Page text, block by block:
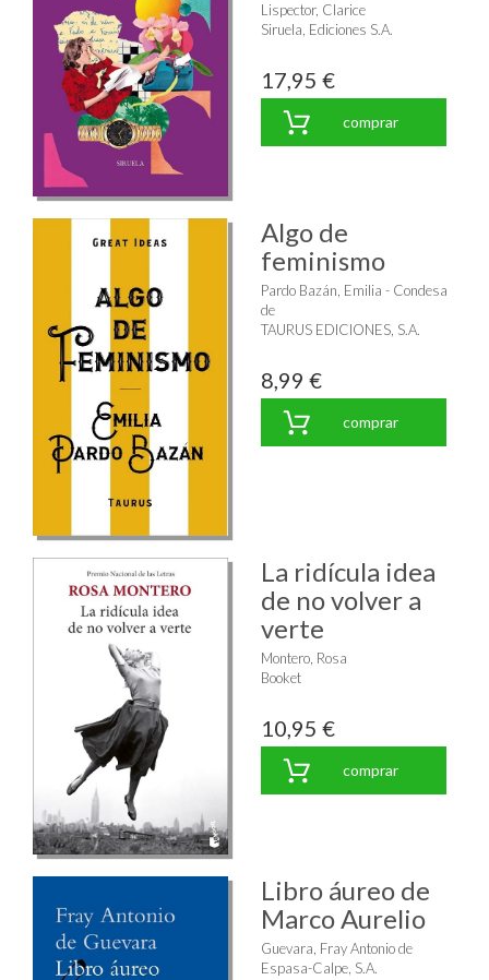
Lispector, Clarice
Siruela, Ediciones S.A.
17,95 €
comprar
Algo de
feminismo
Pardo Bazán, Emilia - Condesa
de
TAURUS EDICIONES, S.A.
8,99 €
comprar
La ridícula idea
de no volver a
verte
Montero, Rosa
Booket
10,95 €
comprar
Libro áureo de
Marco Aurelio
Guevara, Fray Antonio de
Espasa-Calpe, S.A.